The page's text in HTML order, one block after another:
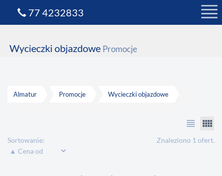
Wycieczki objazdowe Promocje
Almatur Promocje Wycieczki objazdowe
view_headline view_comfy
Sortowanie: Znaleziono 1 ofert.
77 4232833